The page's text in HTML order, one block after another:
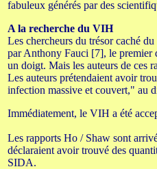
fabuleux générés par des
A la recherche du VIH
Les chercheurs du trésor caché
par Anthony Fauci [7], le premier
un doigt. Mais les auteurs de ces
Les auteurs prétendaient avoir
infection massive et couvert," au
Immédiatement, le VIH a été
Les rapports Ho / Shaw sont
déclaraient avoir trouvé des
SIDA.